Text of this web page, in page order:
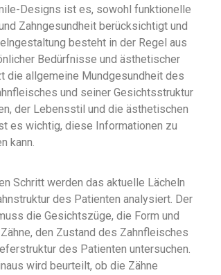
Designs ist es, sowohl funktionelle
Zahngesundheit berücksichtigt und
besteht in der Regel aus
Bedürfnisse und ästhetischer
die allgemeine Mundgesundheit des
und seiner Gesichtsstruktur
der Lebensstil und die ästhetischen
es wichtig, diese Informationen zu
kann.
Schritt werden das aktuelle Lächeln
des Patienten analysiert. Der
die Gesichtszüge, die Form und
den Zustand des Zahnfleisches
des Patienten untersuchen.
wird beurteilt, ob die Zähne